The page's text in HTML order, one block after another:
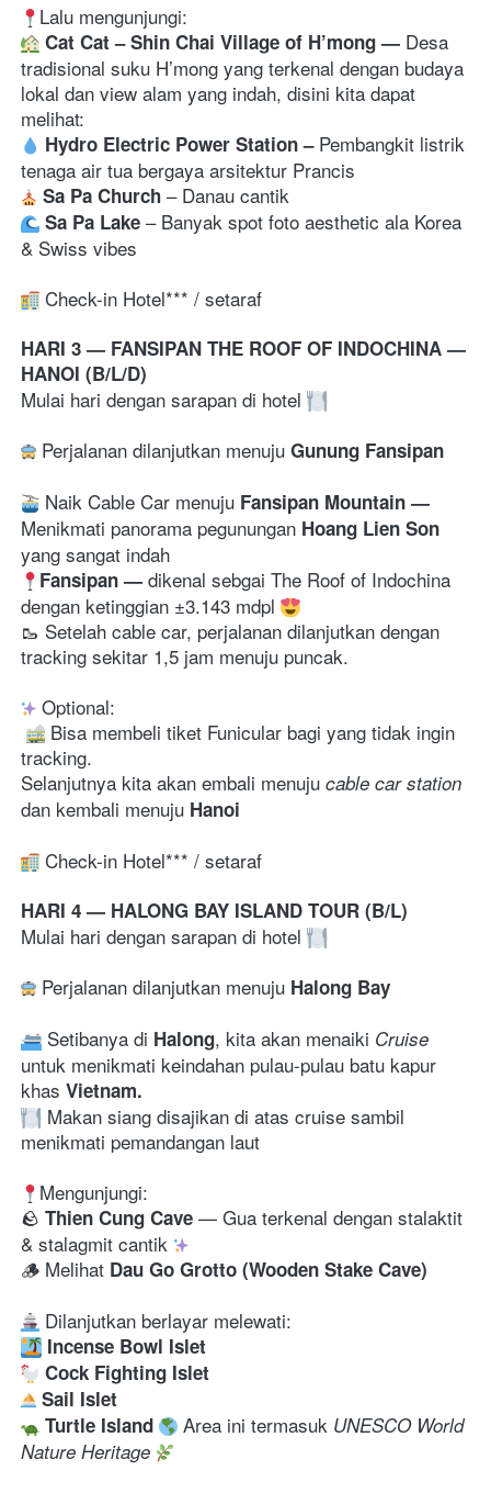
Lalu mengunjungi:
Cat Cat – Shin Chai Village of H’mong — Desa
tradisional suku H’mong yang terkenal dengan budaya
lokal dan view alam yang indah, disini kita dapat
Hydro Electric Power Station – Pembangkit listrik
tenaga air tua bergaya arsitektur Prancis
Sa Pa Church – Danau cantik
Sa Pa Lake – Banyak spot foto aesthetic ala Korea
& Swiss vibes
Check-in Hotel*** / setaraf
HARI 3 — FANSIPAN THE ROOF OF INDOCHINA —
HANOI (B/L/D)
Mulai hari dengan sarapan di hotel
Perjalanan dilanjutkan menuju Gunung Fansipan
Naik Cable Car menuju Fansipan Mountain
Menikmati panorama pegunungan Hoang Lien Son
yang sangat indah
Fansipan — dikenal sebgai The Roof of Indochina
dengan ketinggian ±3.143 mdpl
🥾 Setelah cable car, perjalanan dilanjutkan dengan
tracking sekitar 1,5 jam menuju puncak.
Optional:
Bisa membeli tiket Funicular bagi yang tidak ingin
tracking.
Selanjutnya kita akan embali menuju cable car station
dan kembali menuju Hanoi
Check-in Hotel*** / setaraf
HARI 4 — HALONG BAY ISLAND TOUR (B/L)
Mulai hari dengan sarapan di hotel
Perjalanan dilanjutkan menuju Halong Bay
Setibanya di Halong, kita akan menaiki Cruise
untuk menikmati keindahan pulau-pulau batu kapur
khas Vietnam.
Makan siang disajikan di atas cruise sambil
menikmati pemandangan laut
Mengunjungi:
🪨 Thien Cung Cave — Gua terkenal dengan stalaktit
& stalagmit cantik
🪵 Melihat Dau Go Grotto (Wooden Stake Cave)
Incense Bowl Islet
Cock Fighting Islet
Sail Islet
Turtle Island
Area ini termasuk UNESCO World
Nature Heritage